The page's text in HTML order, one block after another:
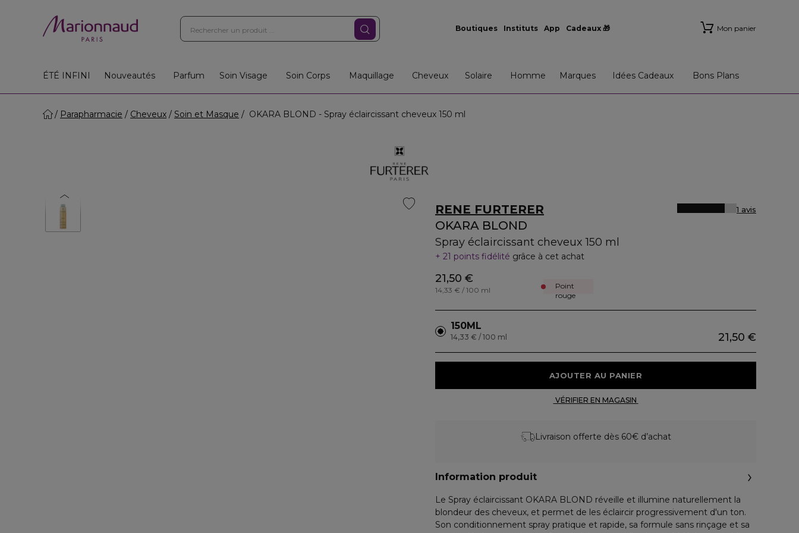
Boutiques Instituts App Cadeaux 🎁 Mon panier
ÉTÉ INFINI Nouveautés Parfum Soin Visage Soin Corps Maquillage Cheveux Solaire Homme Marques Idées Cadeaux Bons Plans
Parapharmacie Cheveux Soin et Masque OKARA BLOND - Spray éclaircissant cheveux 150 ml
RENE FURTERER
OKARA BLOND
Spray éclaircissant cheveux 150 ml
1 avis
21 points fidélité grâce à cet achat
21,50 €
14,33 € / 100 ml
Point
rouge
150ML
21,50 €
14,33 € / 100 ml
Livraison offerte dès 60€ d’achat
Information produit
Le Spray éclaircissant OKARA BLOND réveille et illumine naturellement la
blondeur des cheveux, et permet de les éclaircir progressivement d'un ton.
Son conditionnement spray pratique et rapide, sa formule sans rinçage et sa